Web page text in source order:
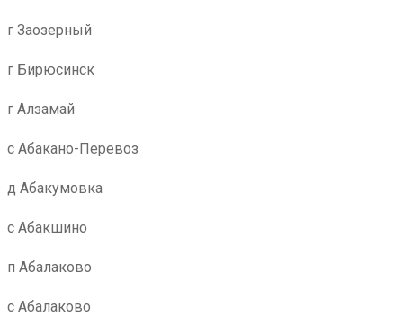
г Заозерный
г Бирюсинск
г Алзамай
с Абакано-Перевоз
д Абакумовка
с Абакшино
п Абалаково
с Абалаково